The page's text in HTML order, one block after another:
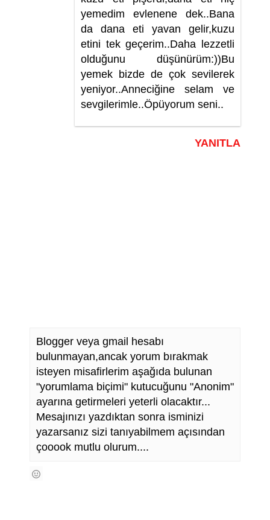
yemedim evlenene dek..Bana
da dana eti yavan gelir,kuzu
etini tek geçerim..Daha lezzetli
olduğunu düşünürüm:))Bu
yemek bizde de çok sevilerek
yeniyor..Anneciğine selam ve
sevgilerimle..Öpüyorum seni..
YANITLA
Blogger veya gmail hesabı
bulunmayan,ancak yorum bırakmak
isteyen misafirlerim aşağıda bulunan
"yorumlama biçimi" kutucuğunu "Anonim"
ayarına getirmeleri yeterli olacaktır...
Mesajınızı yazdıktan sonra isminizi
yazarsanız sizi tanıyabilmem açısından
çooook mutlu olurum....